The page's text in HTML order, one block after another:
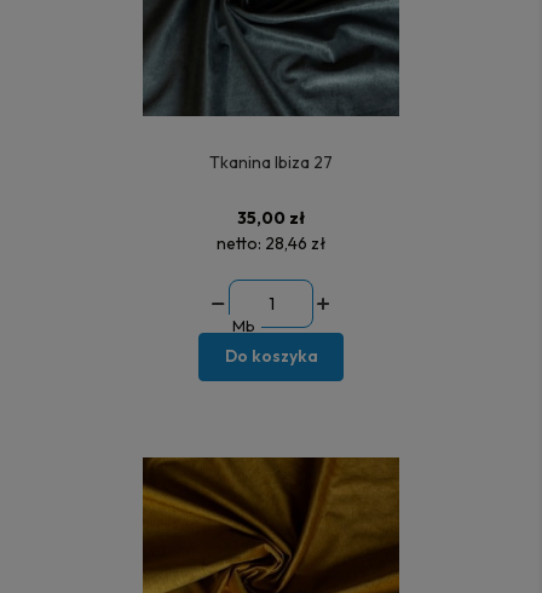
Tkanina Ibiza 27
35,00 zł
netto: 28,46 zł
Mb
Do koszyka